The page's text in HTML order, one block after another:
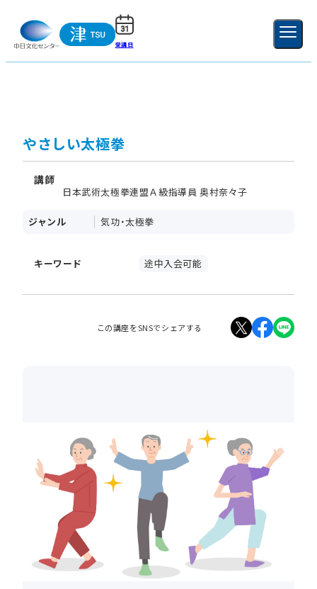
受講日 新規登録
やさしい太極拳
講師
日本武術太極拳連盟Ａ級指導員 奥村奈々子
ジャンル 気功・太極拳
キーワード 途中入会可能
この講座をSNSでシェアする